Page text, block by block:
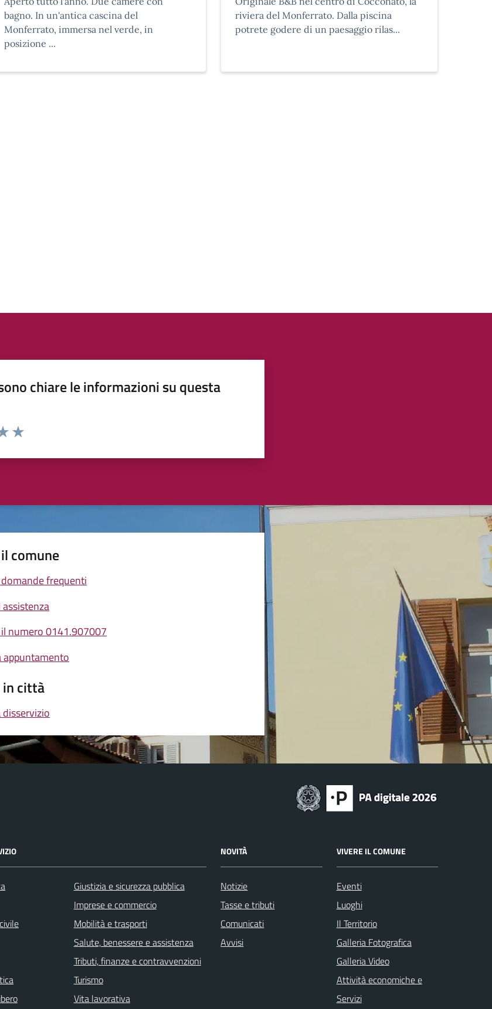
bagno. In un'antica cascina del
Monferrato, immersa nel verde, in
posizione ...
riviera del Monferrato. Dalla piscina
potrete godere di un paesaggio rilas...
chiare le informazioni su questa
la pagina
comune
frequenti
numero 0141.907007
appuntamento
città
disservizio
Giustizia e sicurezza pubblica
Imprese e commercio
Mobilità e trasporti
Salute, benessere e assistenza
Tributi, finanze e contravvenzioni
Turismo
Vita lavorativa
NOVITÀ
Notizie
Tasse e tributi
Comunicati
Avvisi
VIVERE IL COMUNE
Eventi
Luoghi
Il Territorio
Galleria Fotografica
Galleria Video
Attività economiche e
Servizi